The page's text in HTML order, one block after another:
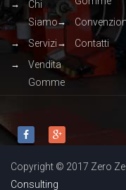
Chi
Siamo
Servizi
Vendita
Gomme
Contatti
Copyright © 2017 Zero
Consulting